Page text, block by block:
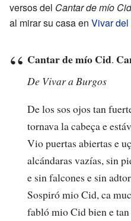
versos del Cantar de mío Cid
al mirar su casa en Vivar del
Cantar de mío Cid.
De Vivar a Burgos
De los sos ojos tan
tornava la cabeça e
Vio puertas abiertas e
alcándaras vazías, sin
e sin falcones e sin
Sospiró mio Cid, ca
fabló mio Cid bien e